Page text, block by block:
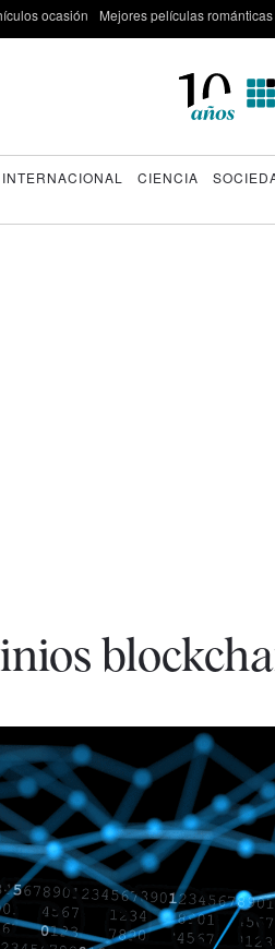
ocasión Mejores películas románticas
INTERNACIONAL CIENCIA